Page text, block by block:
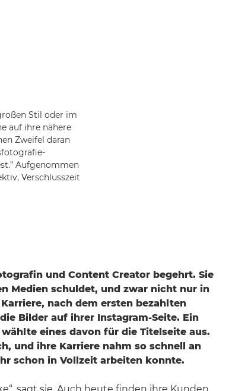
Stil oder im
auf ihre nähere
Zweifel daran
Aufgenommen
Verschlusszeit
und Content Creator begehrt. Sie
Medien schuldet, und zwar nicht nur in
nach dem ersten bezahlten
Bilder auf ihrer Instagram-Seite. Ein
eines davon für die Titelseite aus.
und ihre Karriere nahm so schnell an
schon in Vollzeit arbeiten konnte.